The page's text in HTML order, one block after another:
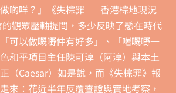
做啲咩？」《失棕罪——香港棕地現況
觀眾壓軸提問，多少反映了懸在時代
可以做嘅嘢仲有好多」、「啱嘅嘢一
和平項目主任陳可淳（阿淳）與本土
（Caesar）如是說，而《失棕罪》報
來：花近半年反覆查證與實地考察，